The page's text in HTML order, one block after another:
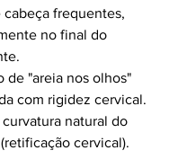
cabeça frequentes,
no final do
de "areia nos olhos"
com rigidez cervical.
curvatura natural do
cervical).